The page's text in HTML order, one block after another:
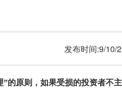
发布时间:9/
”的原则，如果受损的投资者不